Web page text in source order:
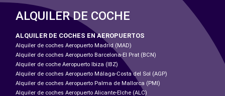
ALQUILER DE COCHE
ALQUILER DE COCHES EN AEROPUERTOS
Alquiler de coches Aeropuerto Madrid (MAD)
Alquiler de coches Aeropuerto Barcelona-El Prat (BCN)
Alquiler de coche Aeropuerto Ibiza (IBZ)
Alquiler de coches Aeropuerto Málaga-Costa del Sol (AGP)
Alquiler de coches Aeropuerto Palma de Mallorca (PMI)
Alquiler de coches Aeropuerto Alicante-Elche (ALC)